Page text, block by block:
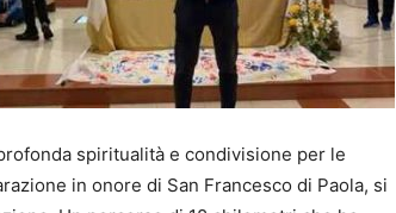
spiritualità e condivisione per le
in onore di San Francesco di Paola, si